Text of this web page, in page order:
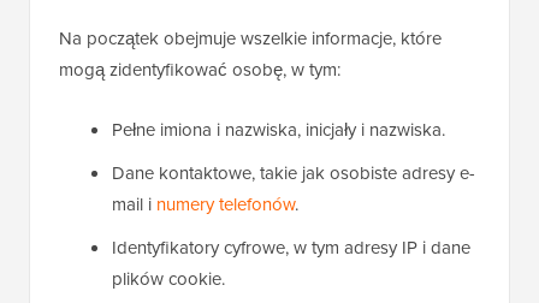
Na początek obejmuje wszelkie informacje, które
mogą zidentyfikować osobę, w tym:
Pełne imiona i nazwiska, inicjały i nazwiska.
Dane kontaktowe, takie jak osobiste adresy e-
mail i numery telefonów.
Identyfikatory cyfrowe, w tym adresy IP i dane
plików cookie.